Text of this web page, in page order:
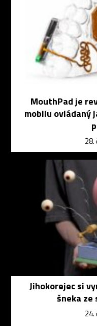
MouthPad je
mobilu ovládaný
Jihokorejec si
šneka ze